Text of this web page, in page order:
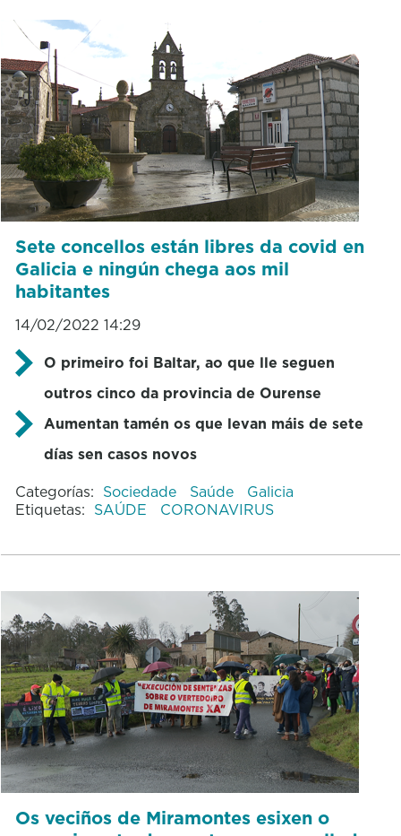
Sete concellos están libres da covid en
Galicia e ningún chega aos mil
habitantes
14/02/2022 14:29
O primeiro foi Baltar, ao que lle seguen
outros cinco da provincia de Ourense
Aumentan tamén os que levan máis de sete
días sen casos novos
Categorías: Sociedade Saúde
Galicia
Etiquetas: SAÚDE CORONAVIRUS
Os veciños de Miramontes esixen o